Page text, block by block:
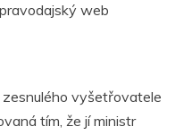
web
vyšetřovatele
tím, že jí ministr